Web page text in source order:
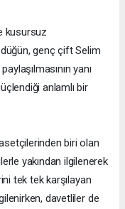
kusursuz
genç çift Selim
yanı
anlamlı bir
biri olan
yakından ilgilenerek
tek tek karşılayan
davetliler de